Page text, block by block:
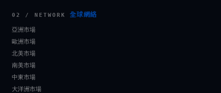
02 / NETWORK 全球網絡
亞洲市場
歐洲市場
北美市場
南美市場
中東市場
大洋洲市場